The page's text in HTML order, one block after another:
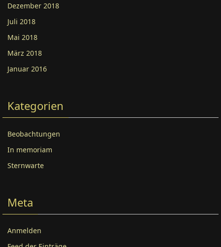
Dezember 2018
Juli 2018
Mai 2018
März 2018
Januar 2016
Kategorien
Beobachtungen
In memoriam
Sternwarte
Meta
Anmelden